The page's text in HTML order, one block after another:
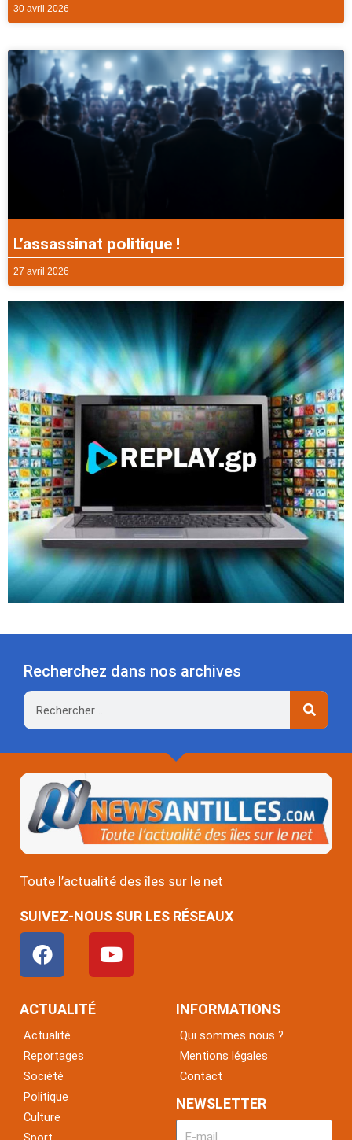
30 avril 2026
L’assassinat politique !
27 avril 2026
Recherchez dans nos archives
Rechercher
Toute l’actualité des îles sur le net
SUIVEZ-NOUS SUR LES RÉSEAUX
F
a
c
e
o
o
k
Y
o
u
ACTUALITÉ
Actualité
Reportages
Société
Politique
Culture
INFORMATIONS
Qui sommes nous ?
Mentions légales
Contact
NEWSLETTER